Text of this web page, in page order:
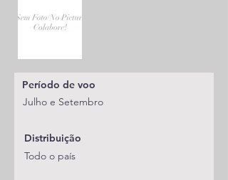
Período de voo
Julho e Setembro
Distribuição
Todo o país